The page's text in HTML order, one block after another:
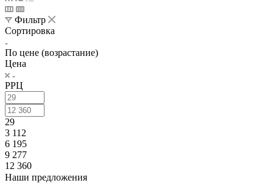
Фильтр
Сортировка
По цене (возрастание)
Цена
РРЦ
29
3 112
6 195
9 277
12 360
Наши предложения